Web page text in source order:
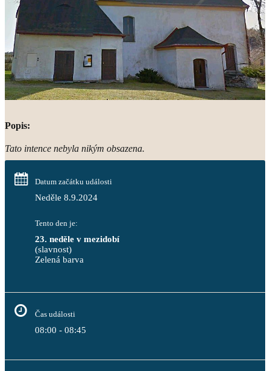
Popis:
Tato intence nebyla nikým obsazena.
Datum začátku události
Neděle 8.9.2024
Tento den je:
23. neděle v mezidobí
(slavnost)
Zelená barva
Čas události
08:00 - 08:45